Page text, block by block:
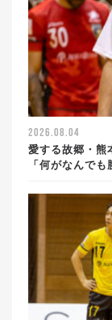
2026.08.04
愛する故郷・熊
「何がなんで